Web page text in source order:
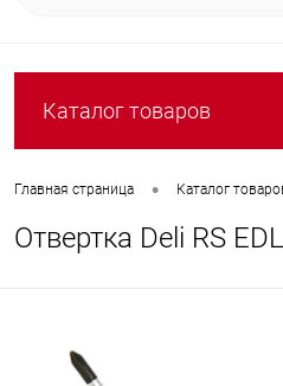
Каталог товаров
Главная страница • Каталог
Отвертка Deli RS